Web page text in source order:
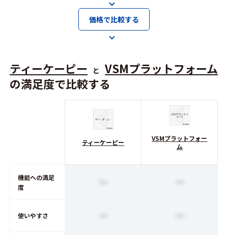
価格で比較する
ティーケーピー と
VSMプラットフォーム
の満足度で比較する
ティーケーピー
VSMプラットフォー
ム
機能への満足
度
使いやすさ